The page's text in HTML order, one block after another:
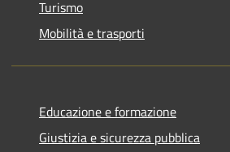
Turismo
Mobilità e trasporti
Educazione e formazione
Giustizia e sicurezza pubblica